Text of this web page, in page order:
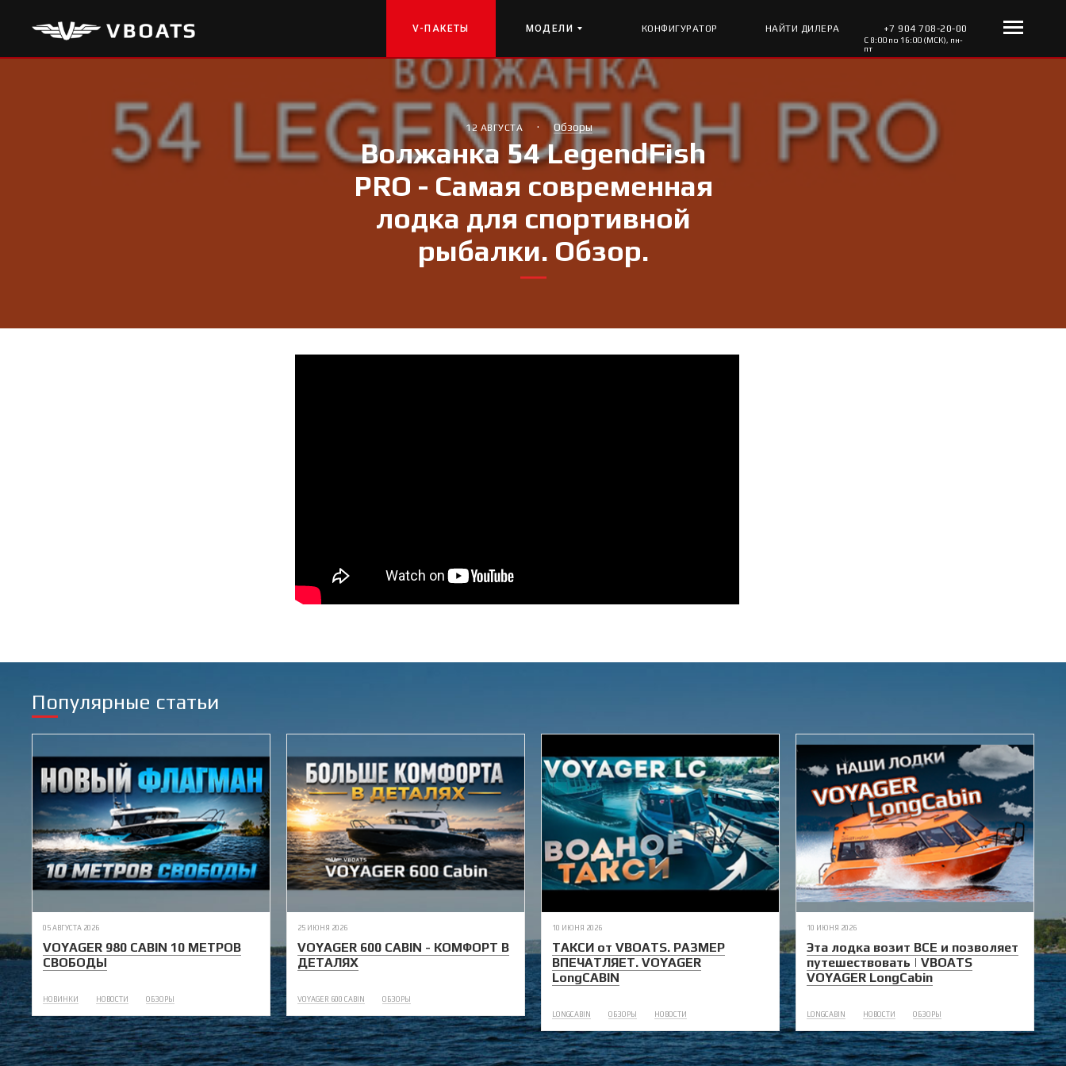
V-ПАКЕТЫ МОДЕЛИ КОНФИГУРАТОР НАЙТИ ДИЛЕРА +7 904 708-20-00
С 8:00 по 16:00 (МСК), пн-
пт
12 АВГУСТА · Обзоры
Волжанка 54 LegendFish
PRO - Самая современная
лодка для спортивной
рыбалки. Обзор.
Популярные статьи
05 АВГУСТА 2026
VOYAGER 980 CABIN 10 МЕТРОВ
СВОБОДЫ
НОВИНКИ НОВОСТИ ОБЗОРЫ
25 ИЮНЯ 2026
VOYAGER 600 CABIN - КОМФОРТ В
ДЕТАЛЯХ
VOYAGER 600 CABIN ОБЗОРЫ
10 ИЮНЯ 2026
ТАКСИ от VBOATS. РАЗМЕР
ВПЕЧАТЛЯЕТ. VOYAGER
LongCABIN
LONGCABIN ОБЗОРЫ НОВОСТИ
10 ИЮНЯ 2026
Эта лодка возит ВСЕ и позволяет
путешествовать | VBOATS
VOYAGER LongCabin
LONGCABIN НОВОСТИ ОБЗОРЫ